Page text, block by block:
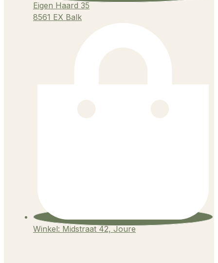
Eigen Haard 35
8561 EX Balk
Winkel: Midstraat 42, Joure